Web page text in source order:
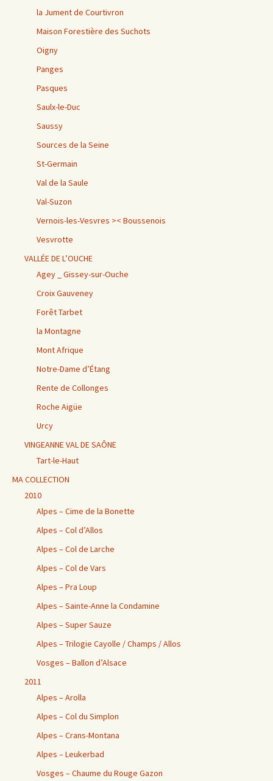
la Jument de Courtivron
Maison Forestière des Suchots
Oigny
Panges
Pasques
Saulx-le-Duc
Saussy
Sources de la Seine
St-Germain
Val de la Saule
Val-Suzon
Vernois-les-Vesvres >< Boussenois
Vesvrotte
VALLÉE DE L’OUCHE
Agey _ Gissey-sur-Ouche
Croix Gauveney
Forêt Tarbet
la Montagne
Mont Afrique
Notre-Dame d’Étang
Rente de Collonges
Roche Aigüe
Urcy
VINGEANNE VAL DE SAÔNE
Tart-le-Haut
MA COLLECTION
2010
Alpes – Cime de la Bonette
Alpes – Col d’Allos
Alpes – Col de Larche
Alpes – Col de Vars
Alpes – Pra Loup
Alpes – Sainte-Anne la Condamine
Alpes – Super Sauze
Alpes – Trilogie Cayolle / Champs / Allos
Vosges – Ballon d’Alsace
2011
Alpes – Arolla
Alpes – Col du Simplon
Alpes – Crans-Montana
Alpes – Leukerbad
Vosges – Chaume du Rouge Gazon